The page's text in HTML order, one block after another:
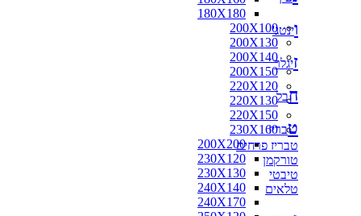
180X180
200X100
200X130
200X140
200X150
220X120
220X130
220X150
230X160
200X200
230X120
230X130
240X140
240X170
וינטג'
זיגלר
חבל
טבריז
טבריז פרחים
טורקמן
טיבטי
טלאים